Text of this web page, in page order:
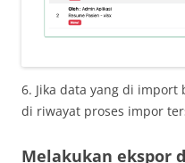
6. Jika data yang di import
di riwayat proses impor
Melakukan ekspor